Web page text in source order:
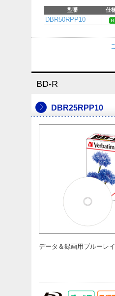
型番 仕
DBR50RPP10
BD-R
DBR25RPP10
データ＆録画用ブルーレ